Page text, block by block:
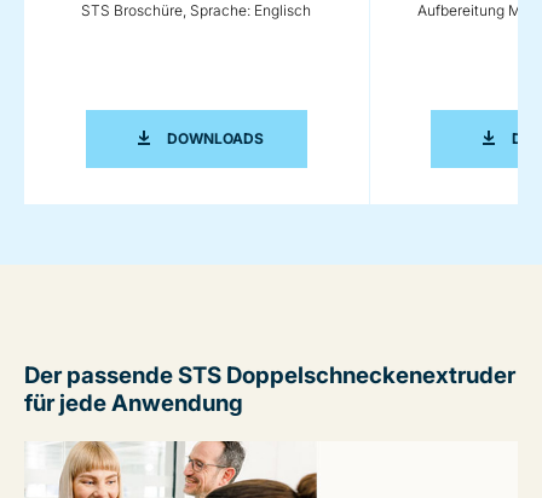
STS Broschüre, Sprache: Englisch
DOWNLOADSSTS BROSCHÜRE, SPRACHE:
Aufbereitung
Der passende STS Doppelschneckenextruder
für jede Anwendung